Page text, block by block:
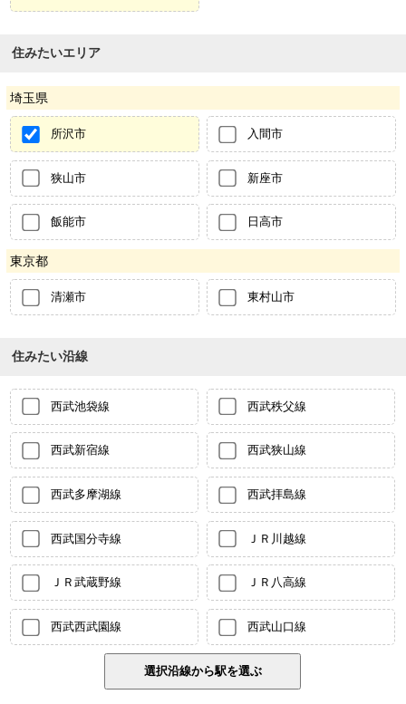
住みたいエリア
埼玉県
所沢市 入間市
狭山市 新座市
飯能市 日高市
東京都
清瀬市 東村山市
住みたい沿線
西武池袋線 西武秩父線
西武新宿線 西武狭山線
西武多摩湖線 西武拝島線
西武国分寺線 ＪＲ川越線
ＪＲ武蔵野線 ＪＲ八高線
西武西武園線 西武山口線